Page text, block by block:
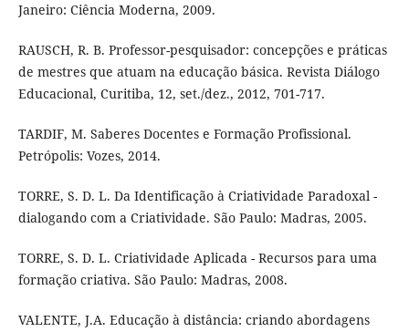
Janeiro: Ciência Moderna, 2009.
RAUSCH, R. B. Professor-pesquisador: concepções e práticas
de mestres que atuam na educação básica. Revista Diálogo
Educacional, Curitiba, 12, set./dez., 2012, 701-717.
TARDIF, M. Saberes Docentes e Formação Profissional.
Petrópolis: Vozes, 2014.
TORRE, S. D. L. Da Identificação à Criatividade Paradoxal -
dialogando com a Criatividade. São Paulo: Madras, 2005.
TORRE, S. D. L. Criatividade Aplicada - Recursos para uma
formação criativa. São Paulo: Madras, 2008.
VALENTE, J.A. Educação à distância: criando abordagens